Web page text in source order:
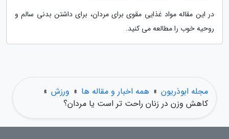
در این مقاله مواد غذایی مقوی برای مردان، برای داشتن بدنی سالم و
روحیه خوب را مطالعه می کنید.
مجله ابوذریون » همه اخبار و مقاله ها » ورزش »
کاهش وزن در زنان راحت تر است یا مردان؟